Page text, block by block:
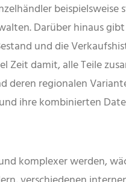
Darüber hinaus
und die
Zeit damit, alle Teile
deren regionalen
ihre kombinierten
komplexer werden,